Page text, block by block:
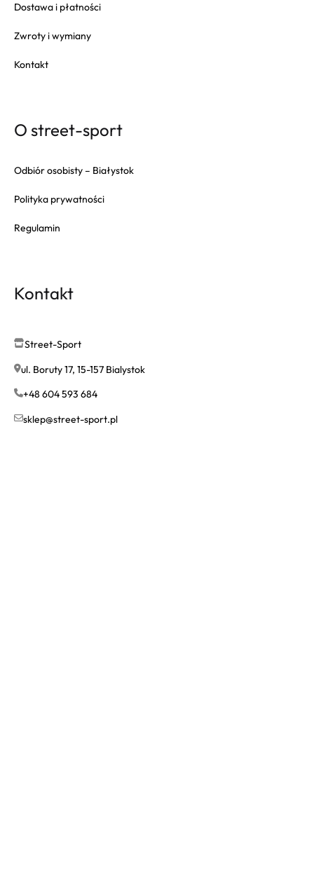
Dostawa i płatności
Zwroty i wymiany
Kontakt
O street-sport
Odbiór osobisty – Białystok
Polityka prywatności
Regulamin
Kontakt
Street-Sport
ul. Boruty 17, 15-157 Bialystok
+48 604 593 684
sklep@street-sport.pl